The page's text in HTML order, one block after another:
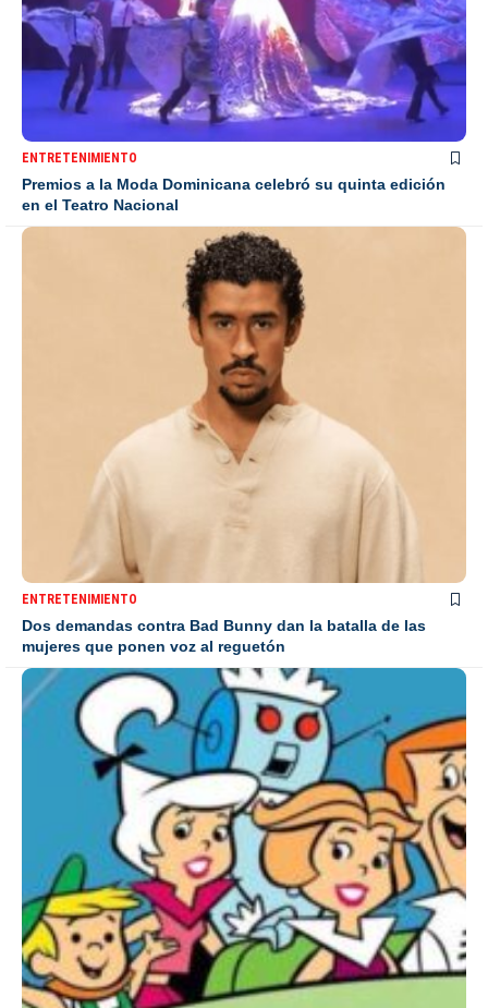
ENTRETENIMIENTO
Premios a la Moda Dominicana celebró su quinta edición
en el Teatro Nacional
ENTRETENIMIENTO
Dos demandas contra Bad Bunny dan la batalla de las
mujeres que ponen voz al reguetón